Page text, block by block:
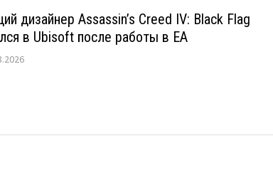
дизайнер Assassin’s Creed IV: Black Flag
в Ubisoft после работы в EA